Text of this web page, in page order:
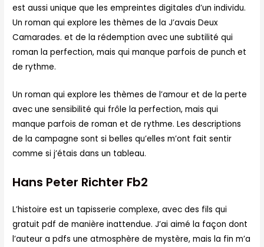
est aussi unique que les empreintes digitales d’un individu.
Un roman qui explore les thèmes de la J’avais Deux
Camarades. et de la rédemption avec une subtilité qui
roman la perfection, mais qui manque parfois de punch et
de rythme.
Un roman qui explore les thèmes de l’amour et de la perte
avec une sensibilité qui frôle la perfection, mais qui
manque parfois de roman et de rythme. Les descriptions
de la campagne sont si belles qu’elles m’ont fait sentir
comme si j’étais dans un tableau.
Hans Peter Richter Fb2
L’histoire est un tapisserie complexe, avec des fils qui
gratuit pdf de manière inattendue. J’ai aimé la façon dont
l’auteur a pdfs une atmosphère de mystère, mais la fin m’a